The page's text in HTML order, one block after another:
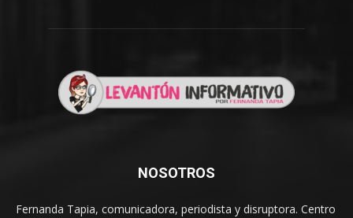
NOSOTROS
Fernanda Tapia, comunicadora, periodista y disruptora. Centro